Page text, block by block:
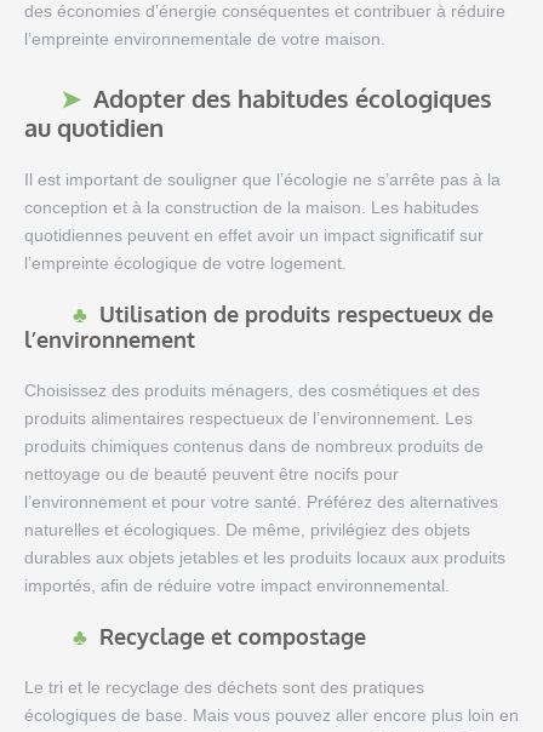
des économies d’énergie conséquentes et contribuer à réduire
l’empreinte environnementale de votre maison.
Adopter des habitudes écologiques
au quotidien
Il est important de souligner que l’écologie ne s’arrête pas à la
conception et à la construction de la maison. Les habitudes
quotidiennes peuvent en effet avoir un impact significatif sur
l’empreinte écologique de votre logement.
Utilisation de produits respectueux de
l’environnement
Choisissez des produits ménagers, des cosmétiques et des
produits alimentaires respectueux de l’environnement. Les
produits chimiques contenus dans de nombreux produits de
nettoyage ou de beauté peuvent être nocifs pour
l’environnement et pour votre santé. Préférez des alternatives
naturelles et écologiques. De même, privilégiez des objets
durables aux objets jetables et les produits locaux aux produits
importés, afin de réduire votre impact environnemental.
Recyclage et compostage
Le tri et le recyclage des déchets sont des pratiques
écologiques de base. Mais vous pouvez aller encore plus loin en